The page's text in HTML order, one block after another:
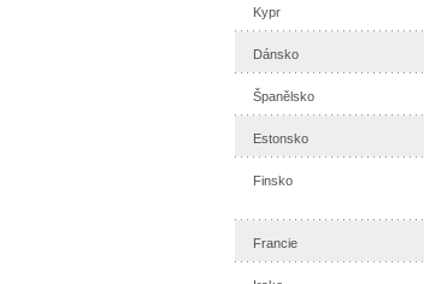
Kypr
Dánsko
Španělsko
Estonsko
Finsko
Francie